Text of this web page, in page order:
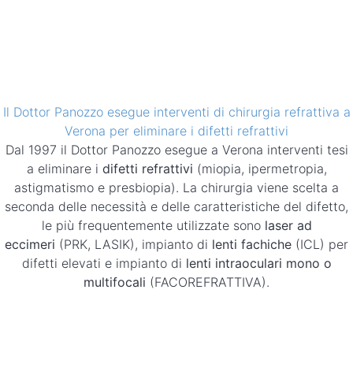
Il Dottor Panozzo esegue interventi di chirurgia refrattiva a
Verona per eliminare i difetti refrattivi
Dal 1997 il Dottor Panozzo esegue a Verona interventi tesi
a eliminare i difetti refrattivi (miopia, ipermetropia,
astigmatismo e presbiopia). La chirurgia viene scelta a
seconda delle necessità e delle caratteristiche del difetto,
le più frequentemente utilizzate sono laser ad
eccimeri (PRK, LASIK), impianto di lenti fachiche (ICL) per
difetti elevati e impianto di lenti intraoculari mono o
multifocali (FACOREFRATTIVA).